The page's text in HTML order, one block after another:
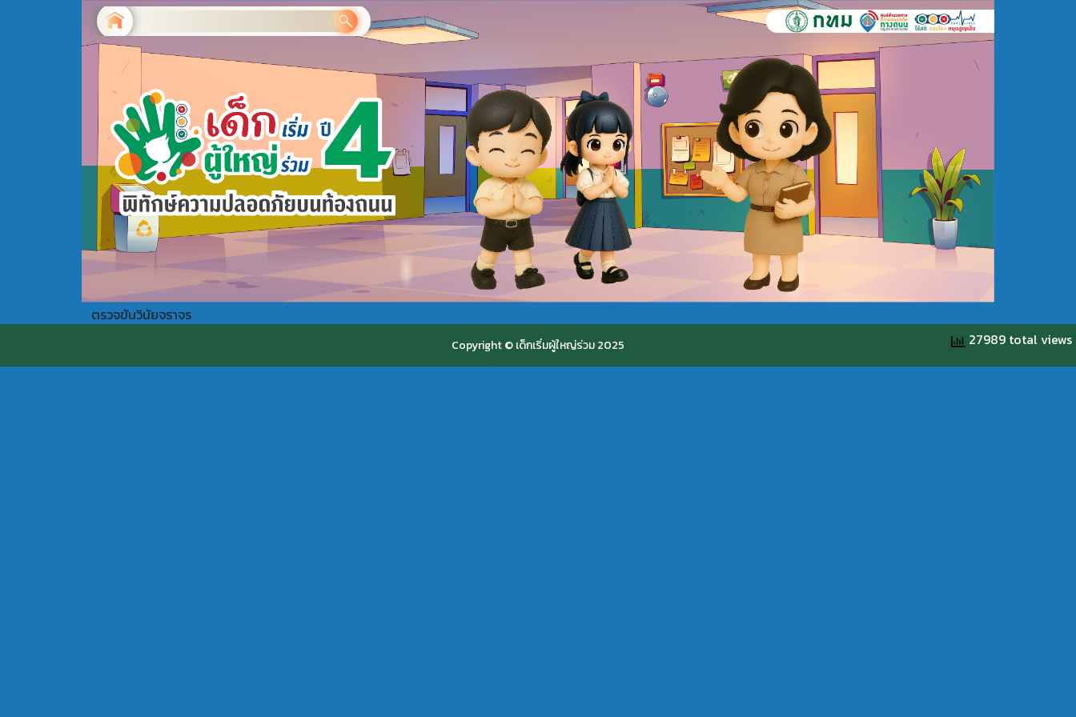
ตรวจขันวินัยจราจร
Copyright © เด็กเริ่มผู้ใหญ่ร่วม 2025 27989 total views